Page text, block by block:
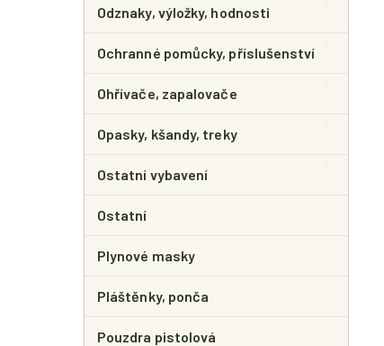
Odznaky, výložky, hodnosti
Ochranné pomůcky, příslušenství
Ohřívače, zapalovače
Opasky, kšandy, treky
Ostatní vybavení
Ostatní
Plynové masky
Pláštěnky, ponča
Pouzdra pistolová